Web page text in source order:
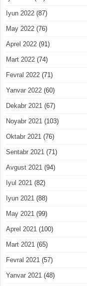
Iyun 2022 (87)
May 2022 (76)
Aprel 2022 (91)
Mart 2022 (74)
Fevral 2022 (71)
Yanvar 2022 (60)
Dekabr 2021 (67)
Noyabr 2021 (103)
Oktabr 2021 (76)
Sentabr 2021 (71)
Avgust 2021 (94)
Iyul 2021 (82)
Iyun 2021 (88)
May 2021 (99)
Aprel 2021 (100)
Mart 2021 (65)
Fevral 2021 (57)
Yanvar 2021 (48)